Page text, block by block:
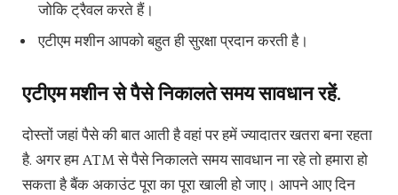
जोकि ट्रैवल करते हैं।
एटीएम मशीन आपको बहुत ही सुरक्षा प्रदान करती है।
एटीएम मशीन से पैसे निकालते समय सावधान रहें.
दोस्तों जहां पैसे की बात आती है वहां पर हमें ज्यादातर खतरा बना रहता
है. अगर हम ATM से पैसे निकालते समय सावधान ना रहे तो हमारा हो
सकता है बैंक अकाउंट पूरा का पूरा खाली हो जाए। आपने आए दिन